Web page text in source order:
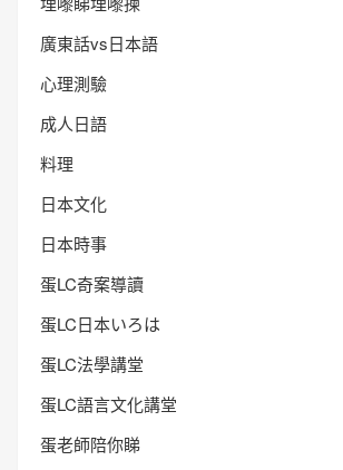
廣東話vs日本語
心理測驗
成人日語
料理
日本文化
日本時事
蛋LC奇案導讀
蛋LC日本いろは
蛋LC法學講堂
蛋LC語言文化講堂
蛋老師陪你睇